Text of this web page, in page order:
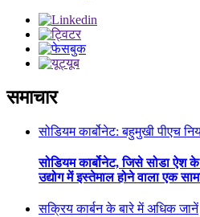
समाचार
सोडियम कार्बोनेट: बहुमुखी पीएच
सोडियम कार्बोनेट, जिसे सोडा ऐश
उद्योग में इस्तेमाल होने वाला एक
सक्रिय कार्बन के बारे में अधिक जानें